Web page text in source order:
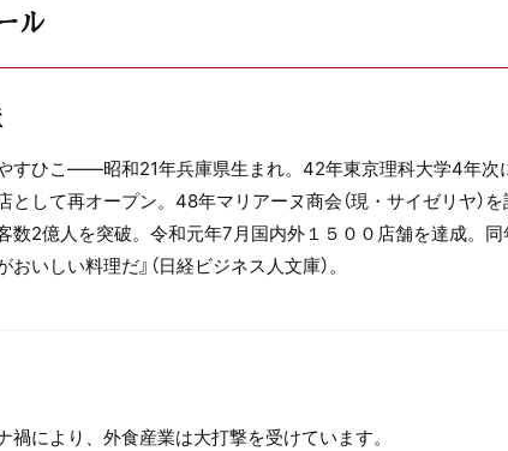
ル
すひこ――昭和21年兵庫県生まれ。42年東京理科大学4年次
として再オープン。48年マリアーヌ商会（現・サイゼリヤ
数2億人を突破。令和元年7月国内外１５００店舗を達成。
いしい料理だ』（日経ビジネス人文庫）。
禍により、外食産業は大打撃を受けています。